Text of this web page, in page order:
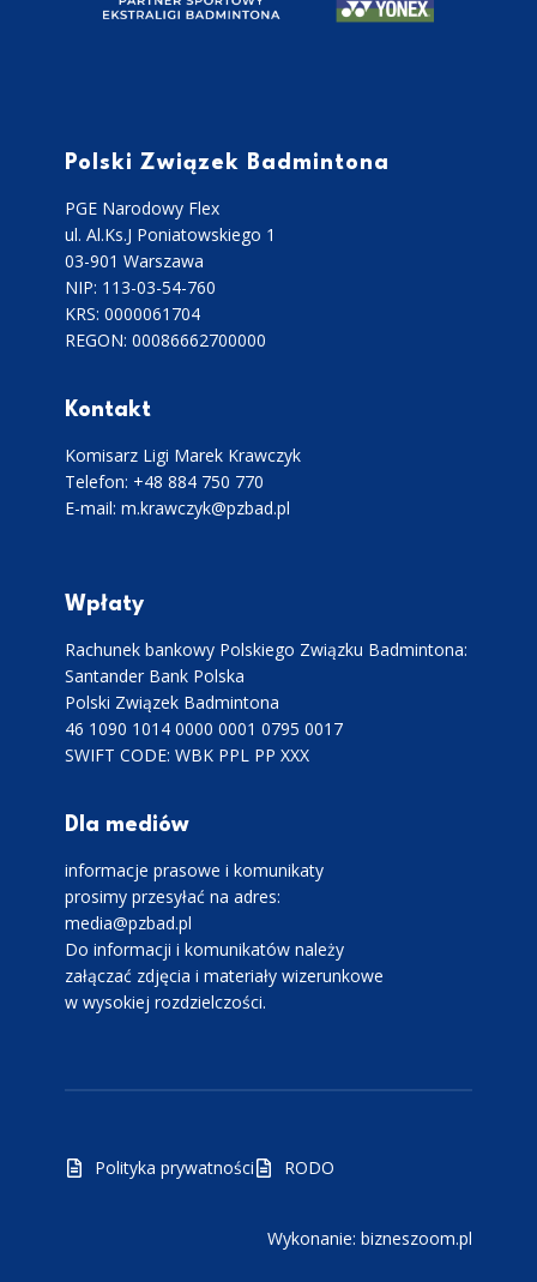
Polski Związek Badmintona
PGE Narodowy Flex
ul. Al.Ks.J Poniatowskiego 1
03-901 Warszawa
NIP: 113-03-54-760
KRS: 0000061704
REGON: 00086662700000
Kontakt
Komisarz Ligi Marek Krawczyk
Telefon: +48 884 750 770
E-mail: m.krawczyk@pzbad.pl
Wpłaty
Rachunek bankowy Polskiego Związku Badmintona:
Santander Bank Polska
Polski Związek Badmintona
46 1090 1014 0000 0001 0795 0017
SWIFT CODE: WBK PPL PP XXX
Dla mediów
informacje prasowe i komunikaty
prosimy przesyłać na adres:
media@pzbad.pl
Do informacji i komunikatów należy
załączać zdjęcia i materiały wizerunkowe
w wysokiej rozdzielczości.
Polityka prywatności RODO
Wykonanie: bizneszoom.pl